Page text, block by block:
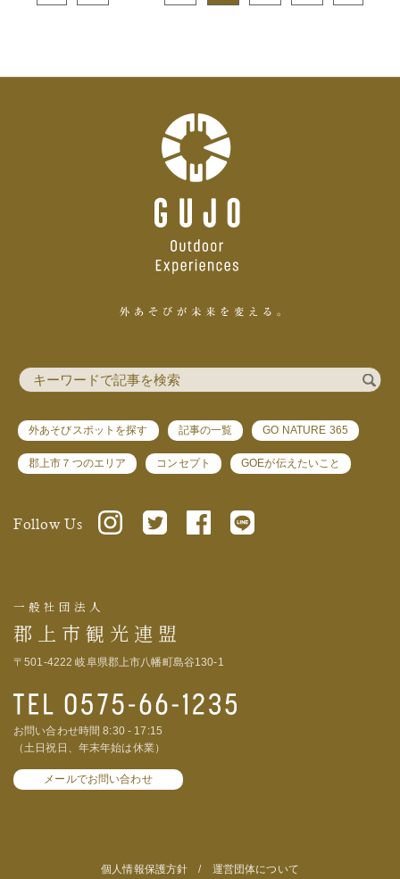
一般社団法人
郡上市観光連盟
〒501-4222 岐阜県郡上市八幡町島谷130-1
お問い合わせ時間 8:30 - 17:15
（土日祝日、年末年始は休業）
メールでお問い合わせ
外あそびスポットを探す 記事の一覧 GO NATURE 365
郡上市７つのエリア コンセプト GOEが伝えたいこと
Follow Us
個人情報保護方針 / 運営団体について